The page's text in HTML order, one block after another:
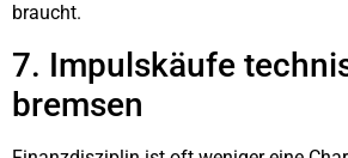
braucht.
7. Impuls­käu­fe
brem­sen